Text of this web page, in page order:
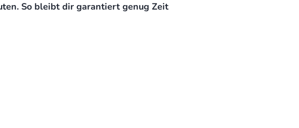
So bleibt dir garantiert genug Zeit